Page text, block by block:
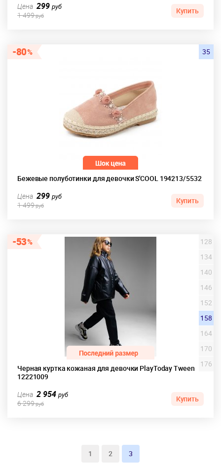
Цена 299руб
1 499руб
Купить
80
Бежевые полуботинки для девочки S'COOL 194213/5532
35
Цена 299руб
1 499руб
Купить
53
Черная куртка кожаная для девочки PlayToday Tween
12221009
128
134
140
146
152
158
164
170
176
Цена 2 954 руб
6 299руб
Купить
1 2 3